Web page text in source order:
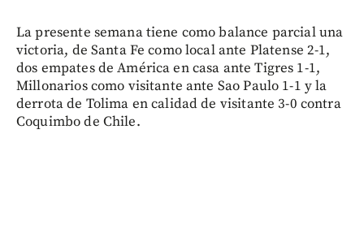
La presente semana tiene como balance parcial una
victoria, de Santa Fe como local ante Platense 2-1,
dos empates de América en casa ante Tigres 1-1,
Millonarios como visitante ante Sao Paulo 1-1 y la
derrota de Tolima en calidad de visitante 3-0 contra
Coquimbo de Chile.